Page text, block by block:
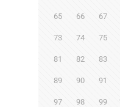
65 66 67
73 74 75
81 82 83
89 90 91
97 98 99